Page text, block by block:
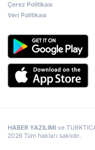
Çerez Politikası
Veri Politikası
HABER YAZILIMI ve
2026 Tüm hakları saklıdır.